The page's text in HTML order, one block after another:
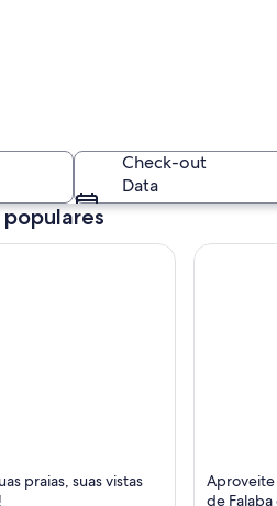
Check-out
Data
populares
praias, suas vistas
Falaba
Aproveite
de